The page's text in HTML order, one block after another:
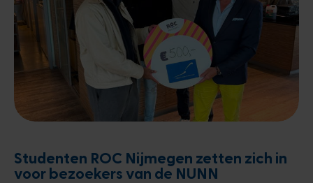
Studenten ROC Nijmegen zetten zich in
voor bezoekers van de NUNN